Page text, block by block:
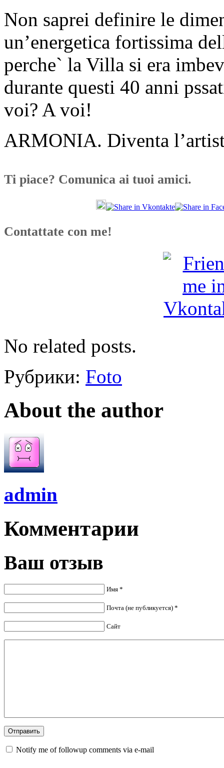
Non saprei definire le
un’energetica fortissima
perche` la Villa si era
durante questi 40 anni
voi? A voi!
ARMONIA. Diventa
Ti piace? Comunica ai tuoi amici.
Contattate con me!
No related posts.
Рубрики: Foto
About the author
admin
Комментарии
Ваш отзыв
Имя *
Почта (не публикуется) *
Сайт
Notify me of followup comments via e-mail